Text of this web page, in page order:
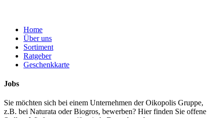
Home
Über uns
Sortiment
Ratgeber
Geschenkkarte
Jobs
Sie möchten sich bei einem Unternehmen der Oikopolis Gruppe,
z.B. bei Naturata oder Biogros, bewerben? Hier finden Sie offene